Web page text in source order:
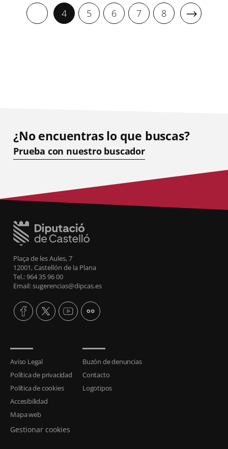
4 5 6 7 8
¿No encuentras lo que buscas?
Prueba con nuestro buscador
Plaça de les Aules, 7
12001, Castellón de la Plana
Tel.: 964 35 96 00
Email: sugerencias@dipcas.es
Aviso Legal
Política de privacidad
Política de cookies
Accesibilidad
Mapa web
Gestionar cookies
Buzón de denuncias
Contacto
Logotipos